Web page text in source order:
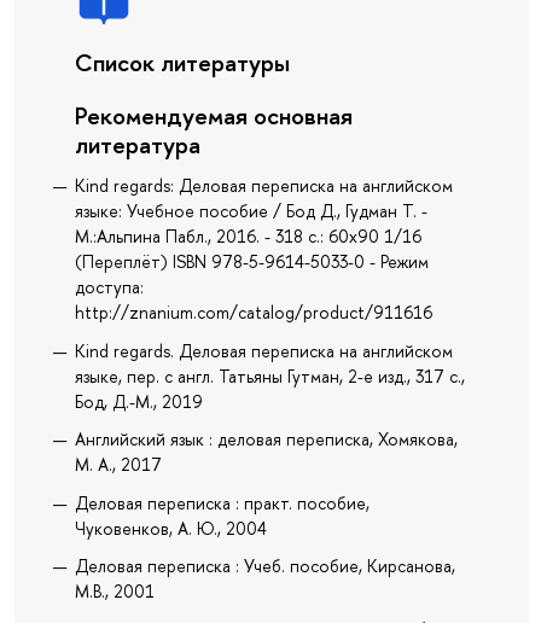
Список литературы
Рекомендуемая основная
литература
Kind regards: Деловая переписка на английском
языке: Учебное пособие / Бод Д., Гудман Т. -
М.:Альпина Пабл., 2016. - 318 с.: 60x90 1/16
(Переплёт) ISBN 978-5-9614-5033-0 - Режим
доступа:
http://znanium.com/catalog/product/911616
Kind regards. Деловая переписка на английском
языке, пер. с англ. Татьяны Гутман, 2-е изд., 317 с.,
Бод, Д.-М., 2019
Английский язык : деловая переписка, Хомякова,
М. А., 2017
Деловая переписка : практ. пособие,
Чуковенков, А. Ю., 2004
Деловая переписка : Учеб. пособие, Кирсанова,
М.В., 2001